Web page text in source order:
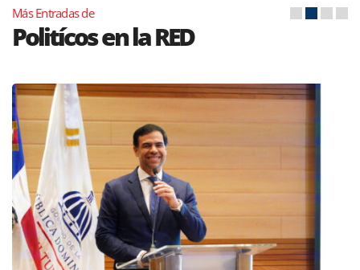
Más Entradas de
Politícos en la RED